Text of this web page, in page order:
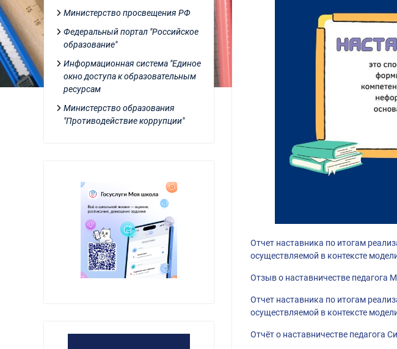
Отчет наставника по итогам
осуществляемой в контексте
Отзыв о наставничестве педагога
Отчет наставника по итогам
осуществляемой в контексте
Отчёт о наставничестве педагога
Министерство просвещения РФ
Федеральный портал "Российское
образование"
Информационная система "Единое
окно доступа к образовательным
ресурсам
Министерство образования
"Противодействие коррупции"